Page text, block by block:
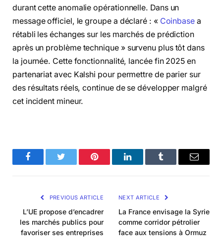
durant cette anomalie opérationnelle. Dans un
message officiel, le groupe a déclaré : « Coinbase a
rétabli les échanges sur les marchés de prédiction
après un problème technique » survenu plus tôt dans
la journée. Cette fonctionnalité, lancée fin 2025 en
partenariat avec Kalshi pour permettre de parier sur
des résultats réels, continue de se développer malgré
cet incident mineur.
FacebookTwitter Pinterest LinkedInTumblr Email
PREVIOUS ARTICLE
L’UE propose d’encadrer
les marchés publics pour
favoriser ses entreprises
NEXT ARTICLE
La France envisage la Syrie
comme corridor pétrolier
face aux tensions à Ormuz